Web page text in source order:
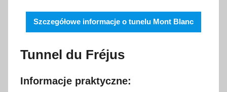
Szczegółowe informacje o tunelu Mont Blanc
Tunnel du Fréjus
Informacje praktyczne: